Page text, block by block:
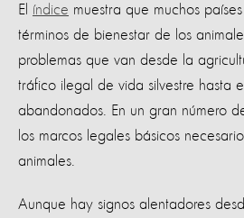
El índice muestra que muchos
términos de bienestar de los
problemas que van desde la
tráfico ilegal de vida silvestre hasta
abandonados. En un gran número
los marcos legales básicos
animales.
Aunque hay signos alentadores